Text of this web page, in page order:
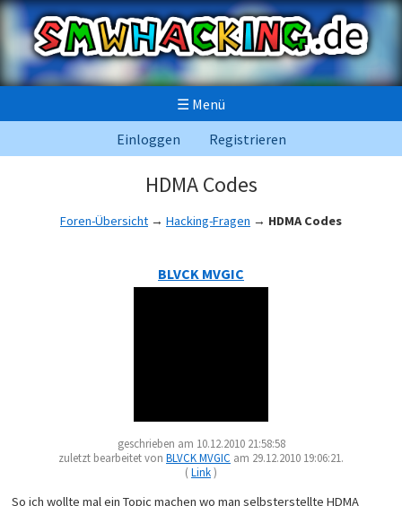
☰ Menü
Einloggen
Registrieren
HDMA Codes
Foren-Übersicht → Hacking-Fragen → HDMA Codes
BLVCK MVGIC
geschrieben am 10.12.2010 21:58:58
zuletzt bearbeitet von BLVCK MVGIC am 29.12.2010 19:06:21.
(Link)
So ich wollte mal ein Topic machen wo man selbsterstellte HDMA